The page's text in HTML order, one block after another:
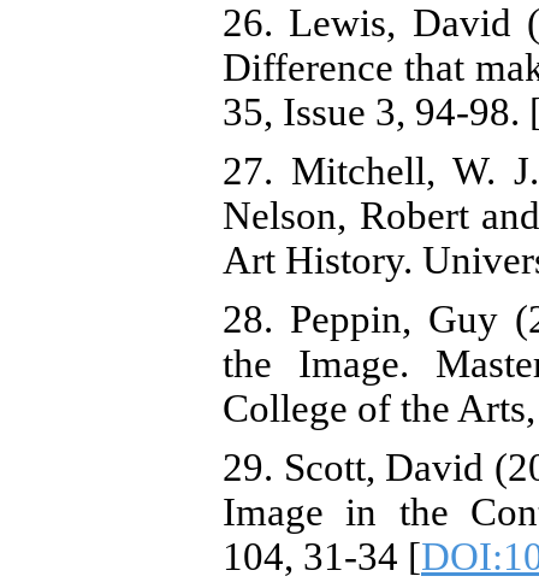
26. Lewis, David
Difference that
35, Issue 3, 94-98.
27. Mitchell, W.
Nelson, Robert
Art History.
28. Peppin, Guy
the Image.
College of the
29. Scott, David
Image in the
104, 31-34 [